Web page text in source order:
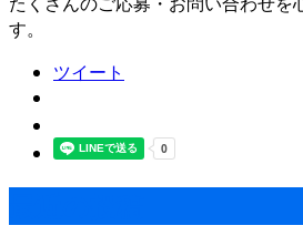
す。
ツイート